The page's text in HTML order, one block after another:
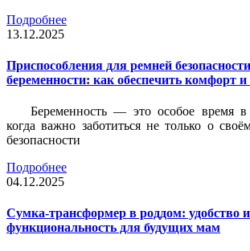
Подробнее
13.12.2025
Приспособления для ремней
беременности: как обеспечить комфорт и
Беременность — это особое время
когда важно заботиться не только о
безопасности
Подробнее
04.12.2025
Сумка-трансформер в роддом: удобство и
функциональность для будущих мам